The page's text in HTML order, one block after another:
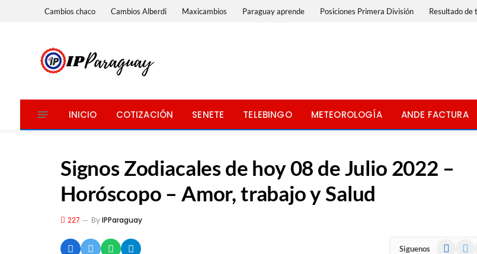
Cambios chaco Cambios Alberdi Maxicambios Paraguay aprende Posiciones Primera División Resultado de
INICIO COTIZACIÓN SENETE TELEBINGO METEOROLOGÍA ANDE FACTURA
Signos Zodiacales de hoy 08 de Julio 2022 –
Horóscopo – Amor, trabajo y Salud
227 ByIPParaguay
Siguenos Facebook